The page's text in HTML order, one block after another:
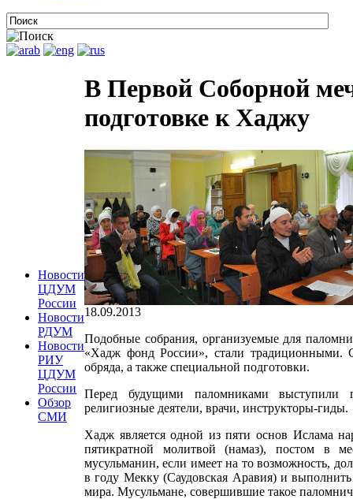
Новости
ЦДУМ
России
Новости
РДУМ
Новости
РИУ
ЦДУМ
России
Обзор
СМИ
В Первой Соборной
подготовке к Хаджу
18.09.2013
Подобные собрания, организуемые для
«Хадж фонд России», стали традиционными.
обряда, а также специальной подготовки.
Перед будущими паломниками выступили
религиозные деятели, врачи, инструкторы-гиды.
Хадж является одной из пяти основ Ислама
пятикратной молитвой (намаз), постом в
мусульманин, если имеет на то возможность,
в году Мекку (Саудовская Аравия) и
мира. Мусульмане, совершившие такое